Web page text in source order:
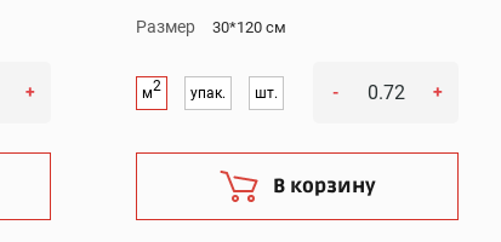
+
Размер 30*120 см
м2 упак. шт. - +
В корзину